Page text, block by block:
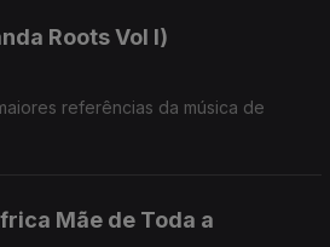
Roots Vol I)
referências da música de
Mãe de Toda a